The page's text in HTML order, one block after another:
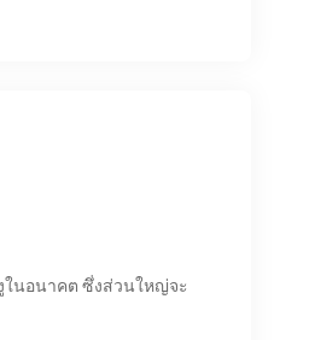
ในอนาคต ซึ่งส่วนใหญ่จะ